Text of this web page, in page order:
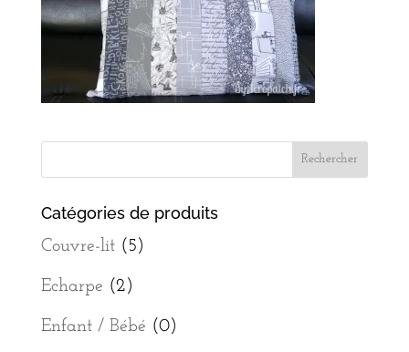
Catégories de produits
Couvre-lit (5)
Echarpe (2)
Enfant / Bébé (0)